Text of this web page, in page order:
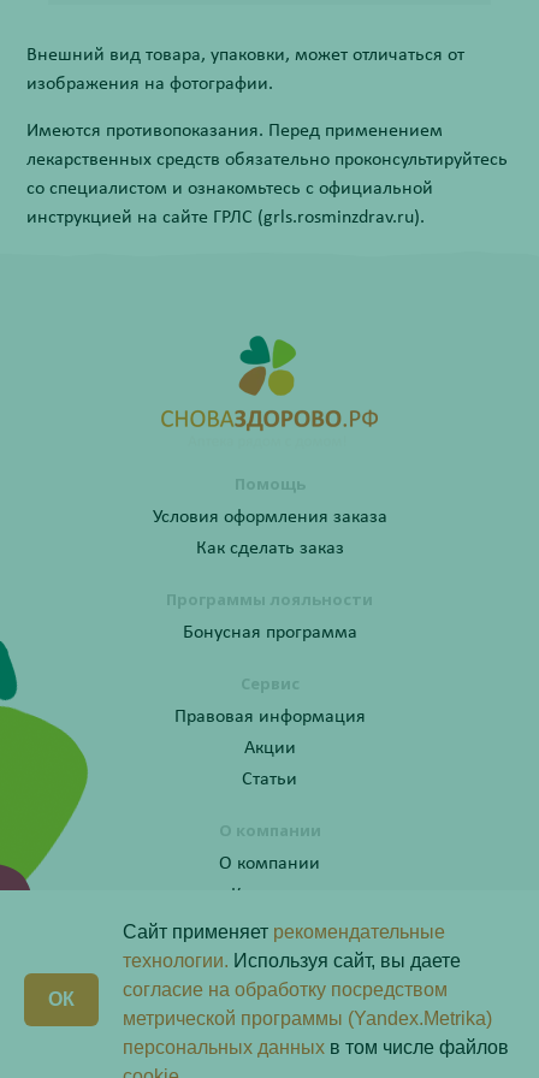
Внешний вид товара, упаковки, может отличаться от
изображения на фотографии.
Имеются противопоказания. Перед применением
лекарственных средств обязательно проконсультируйтесь
со специалистом и ознакомьтесь с официальной
инструкцией на сайте ГРЛС (grls.rosminzdrav.ru).
Помощь
Условия оформления заказа
Как сделать заказ
Программы лояльности
Бонусная программа
Сервис
Правовая информация
Акции
Статьи
О компании
О компании
Контакты
Получите консультацию по телефону:
8 (800) 201-40-60 доб. 4
Сайт применяет рекомендательные
технологии. Используя сайт, вы даете
согласие на обработку посредством
метрической программы (Yandex.Metrika)
персональных данных в том числе файлов
ОК
Скачай наше